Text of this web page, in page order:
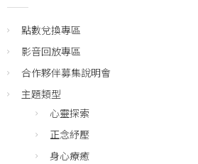
點數兌換專區
影音回放專區
合作夥伴募集說明會
主題類型
心靈探索
正念紓壓
身心療癒